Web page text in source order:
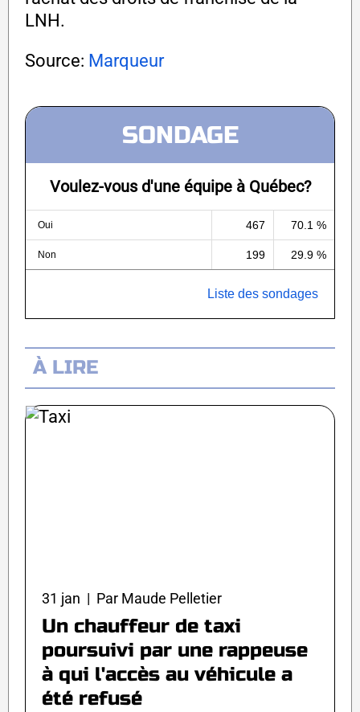
LNH.
Source: Marqueur
SONDAGE
Voulez-vous d'une équipe à Québec?
Oui 467 70.1 %
Non 199 29.9 %
Liste des sondages
À LIRE
31 jan | Par Maude Pelletier
Un chauffeur de taxi
poursuivi par une rappeuse
à qui l'accès au véhicule a
été refusé